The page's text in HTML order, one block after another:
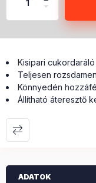
Kisipari
Teljesen
Könnyedén
Állítható áteresztő
ADATOK